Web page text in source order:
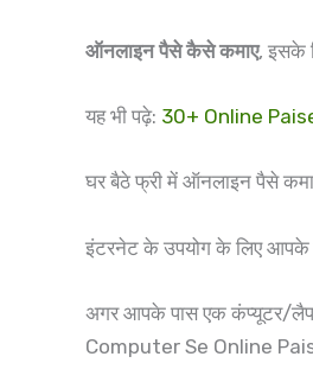
ऑनलाइन पैसे कैसे कमाए, इसके
यह भी पढ़े: 30+ Online
घर बैठे फ्री में ऑनलाइन पैसे
इंटरनेट के उपयोग के लिए आपके
अगर आपके पास एक कंप्यूटर/
Computer Se Online